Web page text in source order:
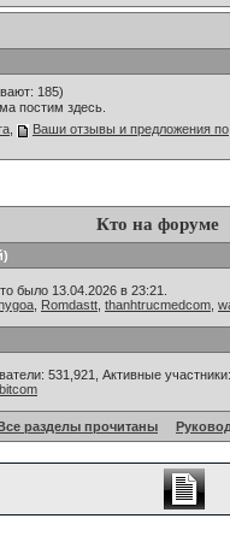
185)
постим здесь.
Ваши отзывы и предложения по
Кто на форуме
было 13.04.2026 в 23:21.
Romdastt thanhtrucmedcom
531,921, Активные
разделы прочитаны